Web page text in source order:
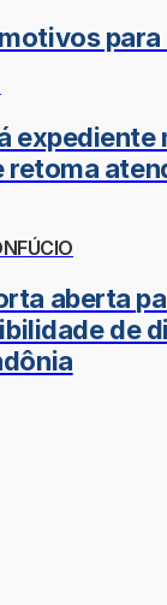
expediente
aberta
de